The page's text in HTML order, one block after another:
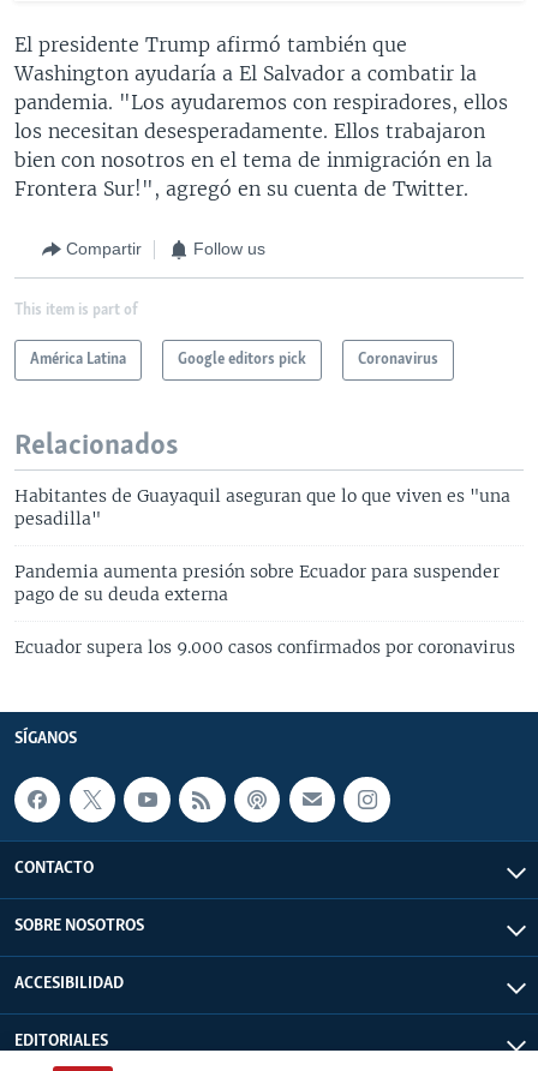
El presidente Trump afirmó también que
Washington ayudaría a El Salvador a combatir la
pandemia. "Los ayudaremos con respiradores, ellos
los necesitan desesperadamente. Ellos trabajaron
bien con nosotros en el tema de inmigración en la
Frontera Sur!", agregó en su cuenta de Twitter.
Compartir Follow us
This item is part of
América Latina Google editors pick Coronavirus
Relacionados
Habitantes de Guayaquil aseguran que lo que viven es "una
pesadilla"
Pandemia aumenta presión sobre Ecuador para suspender
pago de su deuda externa
Ecuador supera los 9.000 casos confirmados por coronavirus
SÍGANOS
CONTACTO
SOBRE NOSOTROS
ACCESIBILIDAD
EDITORIALES